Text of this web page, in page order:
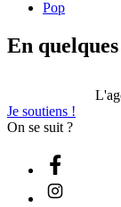
Pop
En
Je soutiens !
On se suit ?